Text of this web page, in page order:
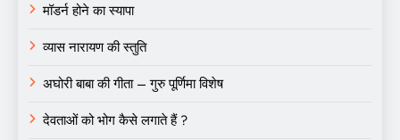
मॉडर्न होने का स्यापा
व्यास नारायण की स्तुति
अघोरी बाबा की गीता – गुरु पूर्णिमा विशेष
देवताओं को भोग कैसे लगाते हैं ?